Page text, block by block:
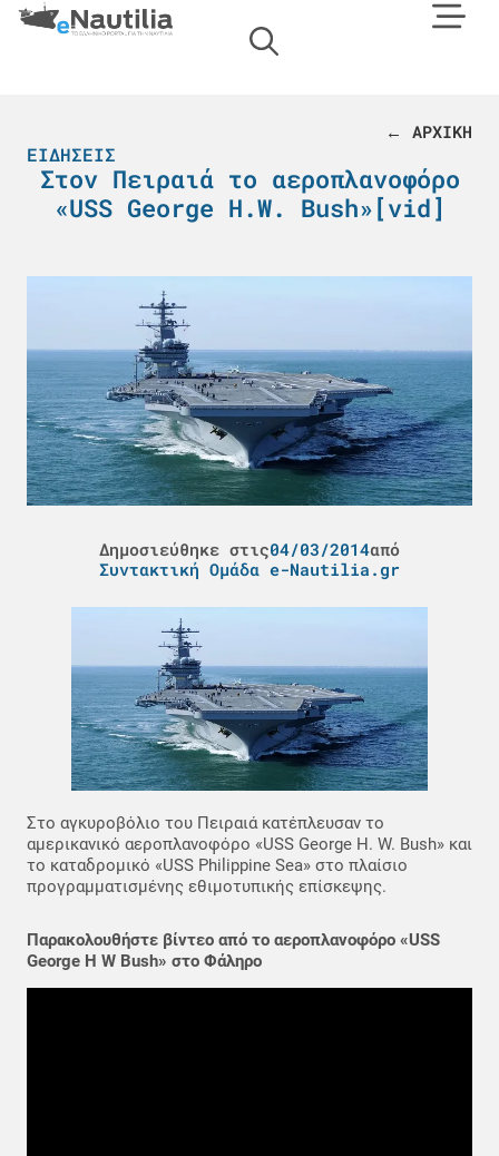
← ΑΡΧΙΚΗ
ΕΙΔΉΣΕΙΣ
Στον Πειραιά το αεροπλανοφόρο
«USS George H.W. Bush»[vid]
Δημοσιεύθηκε στις04/03/2014από
Συντακτική Ομάδα e-Nautilia.gr
Στο αγκυροβόλιο του Πειραιά κατέπλευσαν το
αμερικανικό αεροπλανοφόρο «USS George H. W. Bush» και
το καταδρομικό «USS Philippine Sea» στο πλαίσιο
προγραμματισμένης εθιμοτυπικής επίσκεψης.
Παρακολουθήστε βίντεο από το αεροπλανοφόρο «USS
George H W Bush» στο Φάληρο